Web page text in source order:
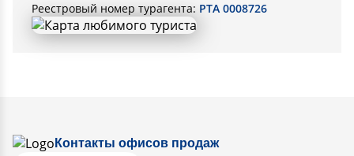
Реестровый номер турагента: РТА 0008726
Контакты офисов продаж